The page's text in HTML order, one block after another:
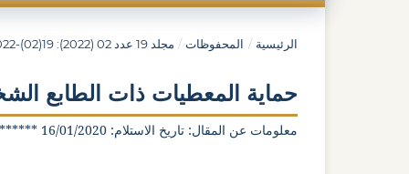
الرئيسية / المحفوظات / مجلد 19 عدد 02 (2022): 19(02)-2022
حماية المعطيات ذات الطابع
معلومات عن المقال: تاريخ الاستلام: 16/01/2020 ****** تاريخ القبول: 15/06/2021